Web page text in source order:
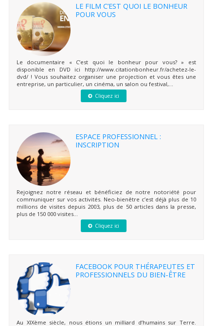
LE FILM C’EST QUOI LE BONHEUR
POUR VOUS
Le documentaire « C’est quoi le bonheur pour vous? » est
disponible en DVD ici http://www.citationbonheur.fr/achetez-le-
dvd/ ! Vous souhaitez organiser une projection et vous êtes une
entreprise, un particulier, un cinéma, un salon ou festival,...
Cliquez ici
ESPACE PROFESSIONNEL :
INSCRIPTION
Rejoignez notre réseau et bénéficiez de notre notoriété pour
communiquer sur vos activités. Neo-bienêtre c’est déjà plus de 10
millions de visites depuis 2003, plus de 50 articles dans la presse,
plus de 150 000 visites...
Cliquez ici
FACEBOOK POUR THÉRAPEUTES ET
PROFESSIONNELS DU BIEN-ÊTRE
Au XIXème siècle, nous étions un milliard d’humains sur Terre.